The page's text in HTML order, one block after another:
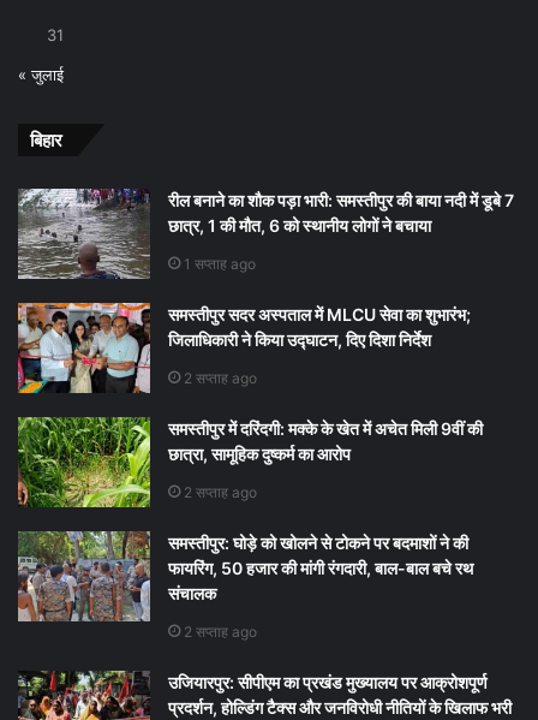
31
« जुलाई
बिहार
रील बनाने का शौक पड़ा भारी: समस्तीपुर की बाया नदी में डूबे 7
छात्र, 1 की मौत, 6 को स्थानीय लोगों ने बचाया
1 सप्ताह ago
समस्तीपुर सदर अस्पताल में MLCU सेवा का शुभारंभ;
जिलाधिकारी ने किया उद्घाटन, दिए दिशा निर्देश
2 सप्ताह ago
समस्तीपुर में दरिंदगी: मक्के के खेत में अचेत मिली 9वीं की
छात्रा, सामूहिक दुष्कर्म का आरोप
2 सप्ताह ago
समस्तीपुर: घोड़े को खोलने से टोकने पर बदमाशों ने की
फायरिंग, 50 हजार की मांगी रंगदारी, बाल-बाल बचे रथ
संचालक
2 सप्ताह ago
उजियारपुर: सीपीएम का प्रखंड मुख्यालय पर आक्रोशपूर्ण
प्रदर्शन, होल्डिंग टैक्स और जनविरोधी नीतियों के खिलाफ भरी